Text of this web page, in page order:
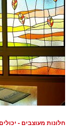
חלונות מעוצבים -